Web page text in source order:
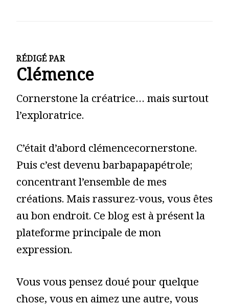
RÉDIGÉ PAR
Clémence
Cornerstone la créatrice… mais surtout
l’exploratrice.
C’était d’abord clémencecornerstone.
Puis c’est devenu barbapapapétrole;
concentrant l’ensemble de mes
créations. Mais rassurez-vous, vous êtes
au bon endroit. Ce blog est à présent la
plateforme principale de mon
expression.
Vous vous pensez doué pour quelque
chose, vous en aimez une autre, vous